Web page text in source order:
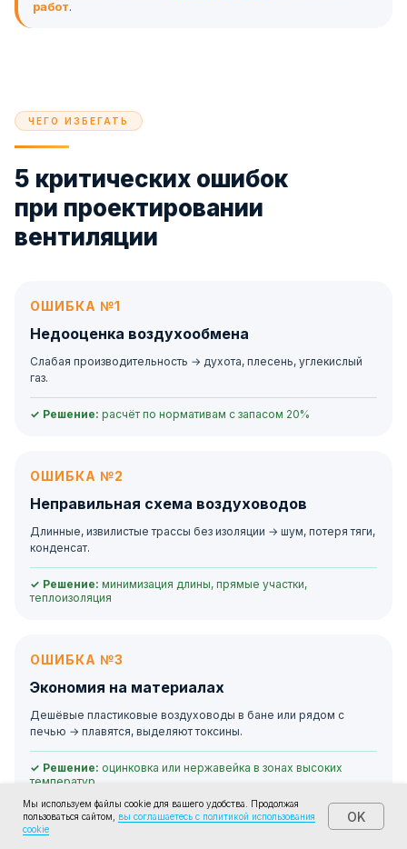
работ.
ЧЕГО ИЗБЕГАТЬ
5 критических ошибок
при проектировании
вентиляции
ОШИБКА №1
Недооценка воздухообмена
Слабая производительность → духота, плесень, углекислый
газ.
✓ Решение: расчёт по нормативам с запасом 20%
ОШИБКА №2
Неправильная схема воздуховодов
Длинные, извилистые трассы без изоляции → шум, потеря тяги,
конденсат.
✓ Решение: минимизация длины, прямые участки,
теплоизоляция
ОШИБКА №3
Экономия на материалах
Дешёвые пластиковые воздуховоды в бане или рядом с
печью → плавятся, выделяют токсины.
✓ Решение: оцинковка или нержавейка в зонах высоких
температур
Мы используем файлы cookie для вашего удобства. Продолжая
пользоваться сайтом, вы соглашаетесь с политикой использования
cookie
OK